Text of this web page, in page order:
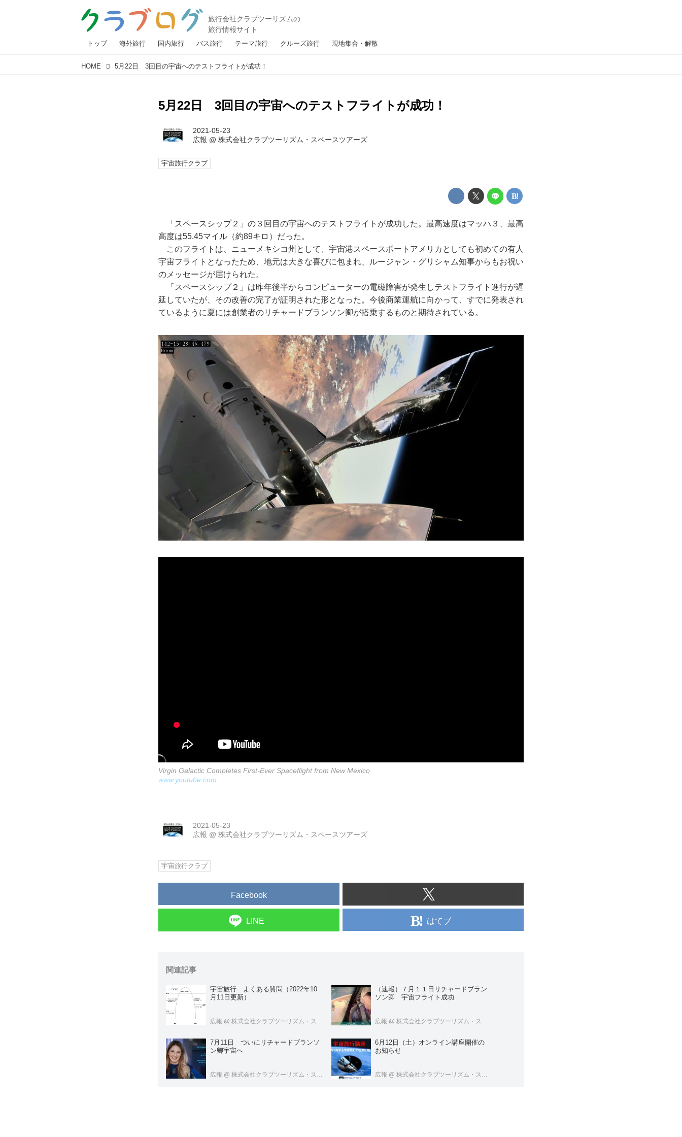
トップ 海外旅行 国内旅行 バス旅行 テーマ旅行 クルーズ旅行 現地集合・解散
HOME 5月22日 3回目の宇宙へのテストフライトが成功！
5月22日 3回目の宇宙へのテストフライトが成功！
2021-05-23
広報 @株式会社クラブツーリズム・スペースツアーズ
宇宙旅行クラブ
「スペースシップ２」の３回目の宇宙へのテストフライトが成功した。最高速度はマッハ３、最高
高度は55.45マイル（約89キロ）だった。
このフライトは、ニューメキシコ州として、宇宙港スペースポートアメリカとしても初めての有人
宇宙フライトとなったため、地元は大きな喜びに包まれ、ルージャン・グリシャム知事からもお祝い
のメッセージが届けられた。
「スペースシップ２」は昨年後半からコンピューターの電磁障害が発生しテストフライト進行が遅
延していたが、その改善の完了が証明された形となった。今後商業運航に向かって、すでに発表され
ているように夏には創業者のリチャードブランソン卿が搭乗するものと期待されている。
Virgin Galactic Completes First-Ever Spaceflight from New Mexico
www.youtube.com
2021-05-23
広報 @株式会社クラブツーリズム・スペースツアーズ
宇宙旅行クラブ
Facebook
LINE はてブ
関連記事
宇宙旅行 よくある質問（2022年10
月11日更新）
広報 @ 株式会社クラブツーリズム・スペースツアーズ
（速報）７月１１日リチャードブラン
ソン卿 宇宙フライト成功
広報 @ 株式会社クラブツーリズム・スペースツアーズ
7月11日 ついにリチャードブランソ
ン卿宇宙へ
広報 @ 株式会社クラブツーリズム・スペースツアーズ
6月12日（土）オンライン講座開催の
お知らせ
広報 @ 株式会社クラブツーリズム・スペースツアーズ